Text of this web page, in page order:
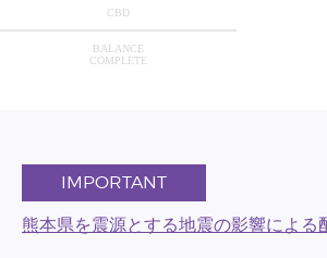
CBD
BALANCE
COMPLETE
IMPORTANT
熊本県を震源とする地震の影響による